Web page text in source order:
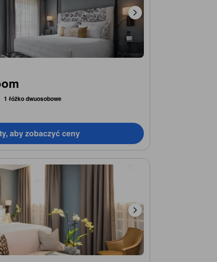
1 łóżko dwuosobowe
aby zobaczyć ceny